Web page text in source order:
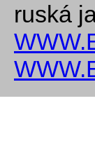
ruská